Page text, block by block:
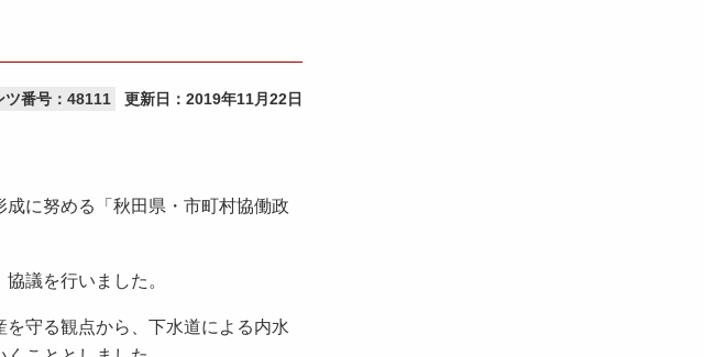
ツ番号：48111 更新日： 2019年11月22日
に努める「秋田県・市町村協働政
議を行いました。
守る観点から、下水道による内水